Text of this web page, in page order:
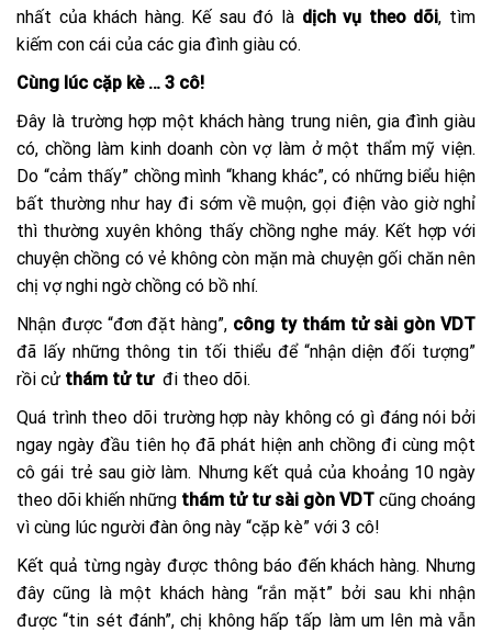
nhất của khách hàng. Kế sau đó là dịch vụ theo dõi, tìm
kiếm con cái của các gia đình giàu có.
Cùng lúc cặp kè … 3 cô!
Đây là trường hợp một khách hàng trung niên, gia đình giàu
có, chồng làm kinh doanh còn vợ làm ở một thẩm mỹ viện.
Do “cảm thấy” chồng mình “khang khác”, có những biểu hiện
bất thường như hay đi sớm về muộn, gọi điện vào giờ nghỉ
thì thường xuyên không thấy chồng nghe máy. Kết hợp với
chuyện chồng có vẻ không còn mặn mà chuyện gối chăn nên
chị vợ nghi ngờ chồng có bồ nhí.
Nhận được “đơn đặt hàng”, công ty thám tử sài gòn VDT
đã lấy những thông tin tối thiểu để “nhận diện đối tượng”
rồi cử thám tử tư đi theo dõi.
Quá trình theo dõi trường hợp này không có gì đáng nói bởi
ngay ngày đầu tiên họ đã phát hiện anh chồng đi cùng một
cô gái trẻ sau giờ làm. Nhưng kết quả của khoảng 10 ngày
theo dõi khiến những thám tử tư sài gòn VDT cũng choáng
vì cùng lúc người đàn ông này “cặp kè” với 3 cô!
Kết quả từng ngày được thông báo đến khách hàng. Nhưng
đây cũng là một khách hàng “rắn mặt” bởi sau khi nhận
được “tin sét đánh”, chị không hấp tấp làm um lên mà vẫn